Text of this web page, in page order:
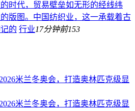
时代，贸易壁垒如无形的经线纬
版图。中国纺织业，这一承载着古
的 行业17分钟前153
米兰冬奥会，打造奥林匹克级显
米兰冬奥会，打造奥林匹克级显